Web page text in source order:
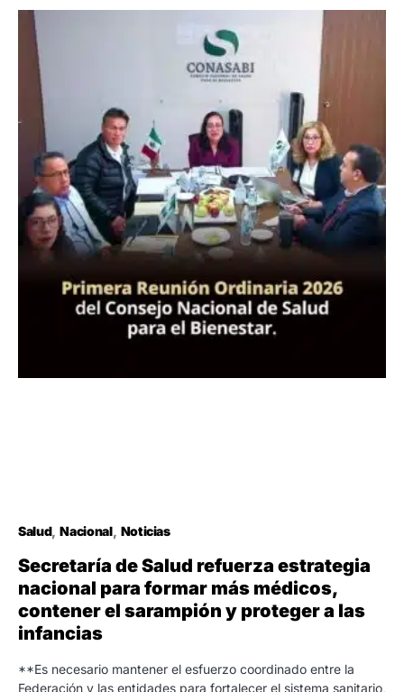
Salud Nacional Noticias
Secretaría de Salud refuerza estrategia
nacional para formar más médicos,
contener el sarampión y proteger a las
infancias
**Es necesario mantener el esfuerzo coordinado entre la
Federación y las entidades para fortalecer el sistema sanitario,